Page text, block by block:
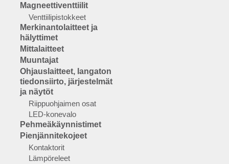
Magneettiventtiilit
Venttiilipistokkeet
Merkinantolaitteet ja
hälyttimet
Mittalaitteet
Muuntajat
Ohjauslaitteet, langaton
tiedonsiirto, järjestelmät
ja näytöt
Riippuohjaimen osat
LED-konevalo
Pehmeäkäynnistimet
Pienjännitekojeet
Kontaktorit
Lämpöreleet